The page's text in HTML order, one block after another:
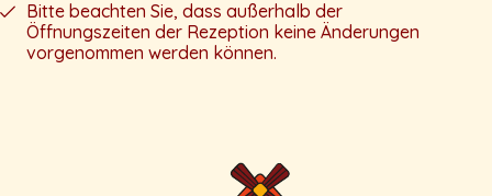
Bitte beachten Sie, dass außerhalb der
Öffnungszeiten der Rezeption keine Änderungen
vorgenommen werden können.